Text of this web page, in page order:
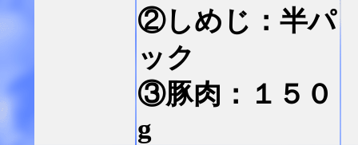
②しめじ：半パ
ック
③豚肉：１５０
g